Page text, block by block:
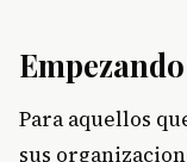
Para aquellos
sus